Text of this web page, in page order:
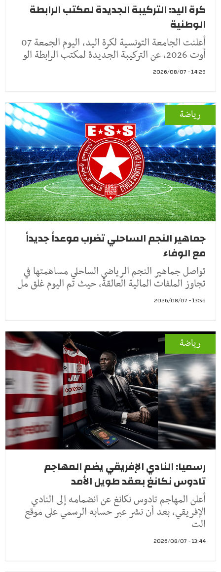
كرة اليد: التركيبة الجديدة لمكتب الرابطة
الوطنية
أعلنت الجامعة التونسية لكرة اليد، اليوم الجمعة 07
أوت 2026، عن التركيبة الجديدة لمكتب الرابطة الو
14:29 - 2026/08/07
رياضة
جماهير النجم الساحلي تضرب موعداً جديداً
مع الوفاء
تواصل جماهير النجم الرياضي الساحلي مساهمتها في
تجاوز الملفات المالية العالقة، حيث تم اليوم غلق مل
13:56 - 2026/08/07
رياضة
رسميا: النادي الإفريقي يضم المهاجم
تادوس نكانغ بعقد طويل الأمد
أعلن المهاجم تادوس نكانغ عن انضمامه إلى النادي
الإفريقي، بعد أن نشر عبر حسابه الرسمي على موقع
الت
13:44 - 2026/08/07